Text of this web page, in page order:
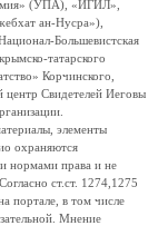
(УПА), «ИГИЛ»,
ан-Нусра»),
Большевистская
татарского
Корчинского,
центр Свидетелей Иеговы
элементы
охраняются
нормами права и не
ст.ст. 1274,1275
портале, в том числе
Мнение